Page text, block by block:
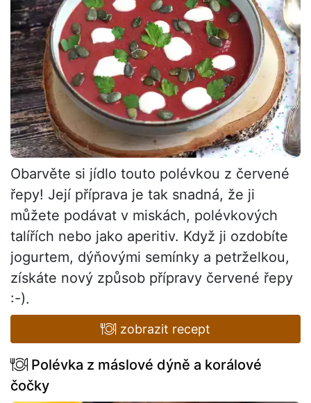
Obarvěte si jídlo touto polévkou z červené
řepy! Její příprava je tak snadná, že ji
můžete podávat v miskách, polévkových
talířích nebo jako aperitiv. Když ji ozdobíte
jogurtem, dýňovými semínky a petrželkou,
získáte nový způsob přípravy červené řepy
:-).
zobrazit recept
Polévka z máslové dýně a korálové
čočky